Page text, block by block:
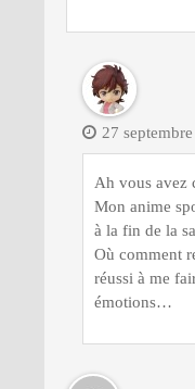
27
Ah vous avez
Mon anime
à la fin de la
Où comment
réussi à me
émotions…